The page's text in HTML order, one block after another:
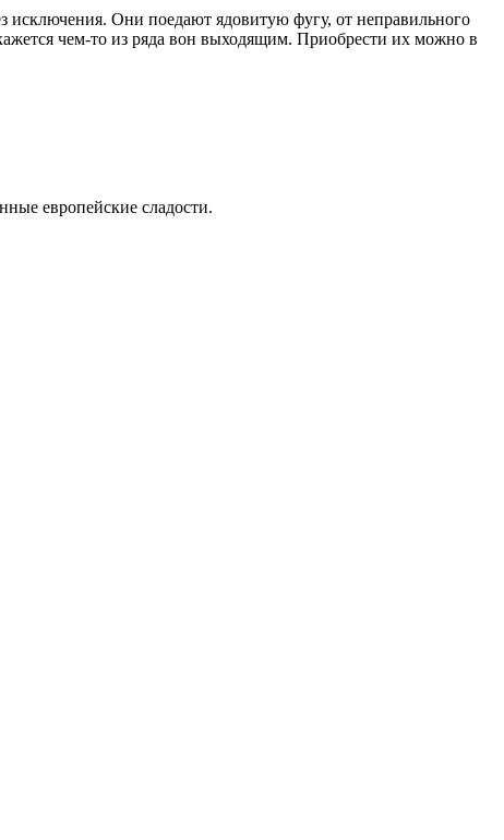
исключения. Они поедают ядовитую фугу, от неправильного
чем-то из ряда вон выходящим. Приобрести их можно в
европейские сладости.